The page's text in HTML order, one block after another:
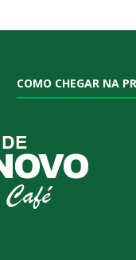
COMO CHEGAR NA